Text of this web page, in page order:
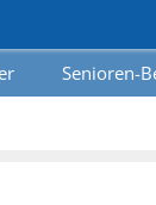
Senioren-